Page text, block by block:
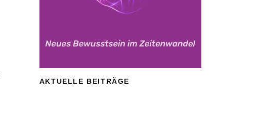
AKTUELLE BEITRÄGE